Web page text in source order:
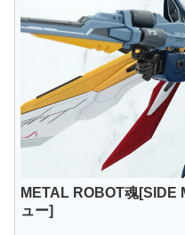
METAL ROBOT魂[SIDE
ュー]